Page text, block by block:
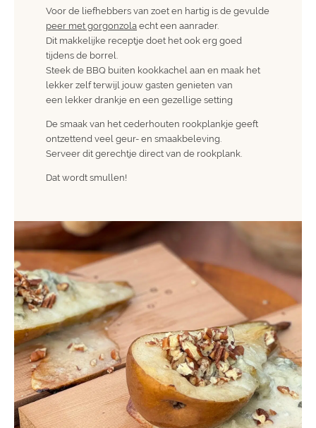
Voor de liefhebbers van zoet en hartig is de gevulde
peer met gorgonzola echt een aanrader.
Dit makkelijke receptje doet het ook erg goed
tijdens de borrel.
Steek de BBQ buiten kookkachel aan en maak het
lekker zelf terwijl jouw gasten genieten van
een lekker drankje en een gezellige setting
De smaak van het cederhouten rookplankje geeft
ontzettend veel geur- en smaakbeleving.
Serveer dit gerechtje direct van de rookplank.
Dat wordt smullen!